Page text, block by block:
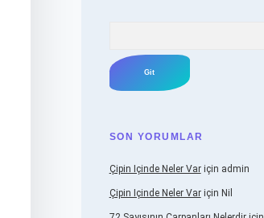
SON YORUMLAR
Çipin Içinde Neler Variçin admin
Çipin Içinde Neler Variçin Nil